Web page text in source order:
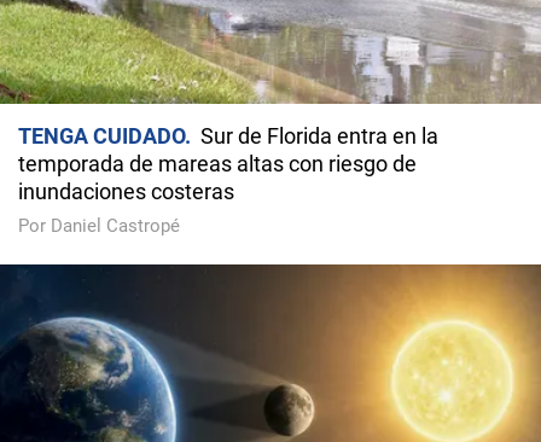
TENGA CUIDADO
Sur de Florida entra en la
temporada de mareas altas con riesgo de
inundaciones costeras
Por Daniel Castropé